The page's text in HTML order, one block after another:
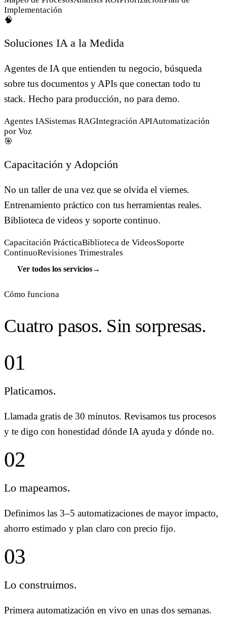
Implementación
🧠
Soluciones IA a la Medida
Agentes de IA que entienden tu negocio, búsqueda
sobre tus documentos y APIs que conectan todo tu
stack. Hecho para producción, no para demo.
Agentes IASistemas RAGIntegración APIAutomatización
por Voz
🎯
Capacitación y Adopción
No un taller de una vez que se olvida el viernes.
Entrenamiento práctico con tus herramientas reales.
Biblioteca de videos y soporte continuo.
Capacitación PrácticaBiblioteca de VideosSoporte
ContinuoRevisiones Trimestrales
Ver todos los servicios→
Cómo funciona
Cuatro pasos. Sin sorpresas.
01
Platicamos.
Llamada gratis de 30 minutos. Revisamos tus procesos
y te digo con honestidad dónde IA ayuda y dónde no.
02
Lo mapeamos.
Definimos las 3–5 automatizaciones de mayor impacto,
ahorro estimado y plan claro con precio fijo.
03
Lo construimos.
Primera automatización en vivo en unas dos semanas.